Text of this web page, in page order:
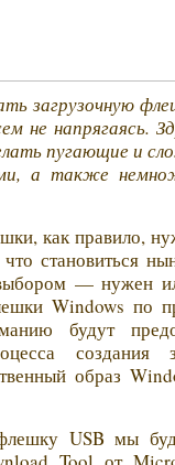
загрузочную
не напрягаясь.
пугающие и
а также
как правило,
становиться
— нужен
Windows по
будут
создания
образ
флешку USB мы